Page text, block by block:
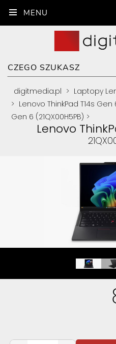
digitmedia.pl > Laptopy
> Lenovo ThinkPad T14s Gen
Gen 6 (21QX00H5PB) >
Lenovo